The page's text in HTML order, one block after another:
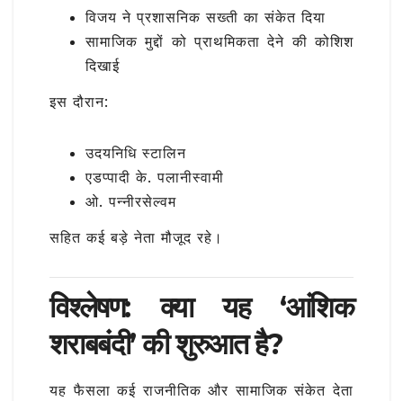
विजय ने प्रशासनिक सख्ती का संकेत दिया
सामाजिक मुद्दों को प्राथमिकता देने की कोशिश
दिखाई
इस दौरान:
उदयनिधि स्टालिन
एडप्पादी के. पलानीस्वामी
ओ. पन्नीरसेल्वम
सहित कई बड़े नेता मौजूद रहे।
विश्लेषण: क्या यह ‘आंशिक
शराबबंदी’ की शुरुआत है?
यह फैसला कई राजनीतिक और सामाजिक संकेत देता